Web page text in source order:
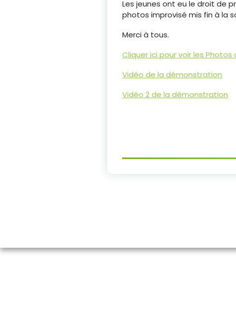
Les jeunes ont eu le droit de
photos improvisé mis fin à la
Merci à tous.
Cliquer ici pour voir les
Vidéo de la démonstration
Vidéo 2 de la démonstration